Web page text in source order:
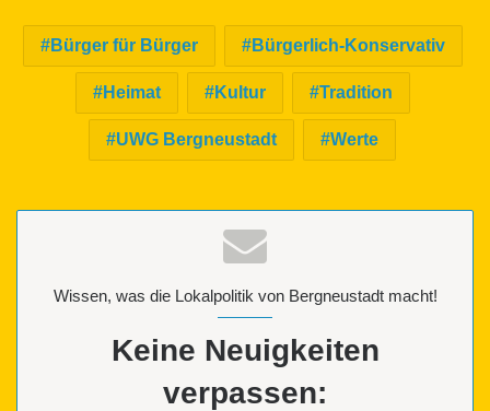
Bürger für Bürger Bürgerlich-Konservativ
Heimat Kultur Tradition
UWG Bergneustadt Werte
Wissen, was die Lokalpolitik von Bergneustadt macht!
Keine Neuigkeiten
verpassen: